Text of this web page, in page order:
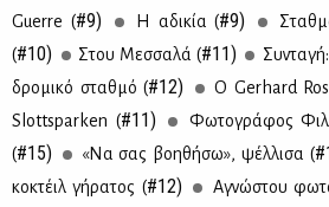
Guerre (#9) Η αδι­κία (#9)
(#10) Στου Μεσ­σα­λά (#11)
δρο­μι­κό σταθ­μό (#12)
O Gerhard
Slottsparken (#11)
Φω­το­γρά­φος
(#15) «Να σας βοη­θή­σω», ψέλ­λι­σα (
κο­κτέιλ γή­ρα­τος (#12) Αγνώ­στου